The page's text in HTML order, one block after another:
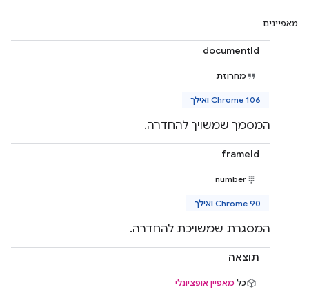
מאפיינים
documentId
מחרוזת
Chrome 106 ואילך
המסמך שמשויך להחדרה.
frameId
number
Chrome 90 ואילך
המסגרת שמשויכת להחדרה.
תוצאה
כל מאפיין אופציונלי